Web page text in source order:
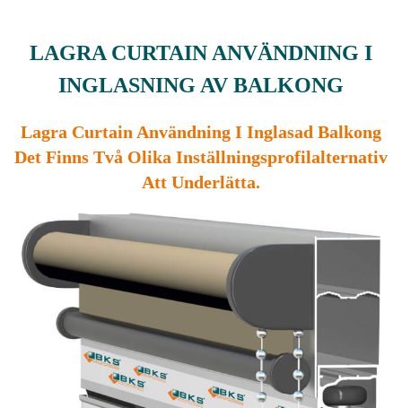
LAGRA CURTAIN ANVÄNDNING I
INGLASNING AV BALKONG
Lagra Curtain Användning I Inglasad Balkong
Det Finns Två Olika Inställningsprofilalternativ
Att Underlätta.